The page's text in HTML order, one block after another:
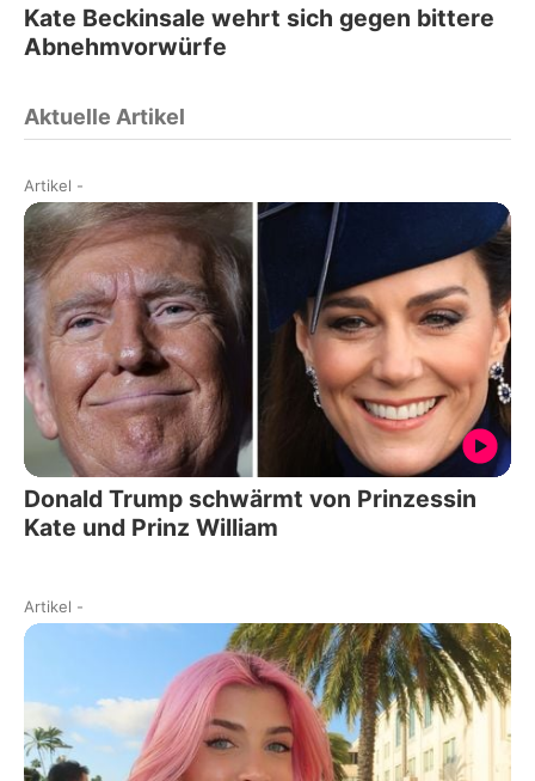
Kate Beckinsale wehrt sich gegen bittere
Abnehmvorwürfe
Aktuelle Artikel
Artikel -
Donald Trump schwärmt von Prinzessin
Kate und Prinz William
Artikel -